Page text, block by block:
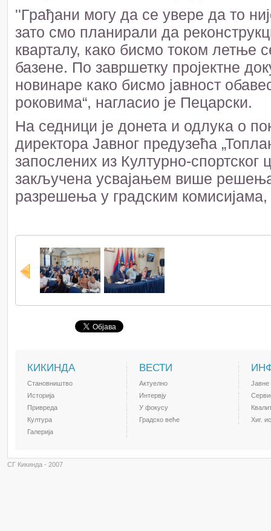
''Грађани могу да се увере да то
зато смо планирали да
кварталу, како бисмо током летње
базене. По завршетку пројектне
новинаре како бисмо јавност
роковима“, нагласио је Пецарски.
На седници је донета и одлука о
директора Јавног предузећа
запослених из Културно-спортског
закључена усвајањем више
разрешења у градским
КИКИНДА
Становништво
Историја
Привреда
Култура
Галерија
ВЕСТИ
Актуелно
Интервју
У фокусу
Градско веће
Јавне
Хиг.
СГ Кикинда - 2007